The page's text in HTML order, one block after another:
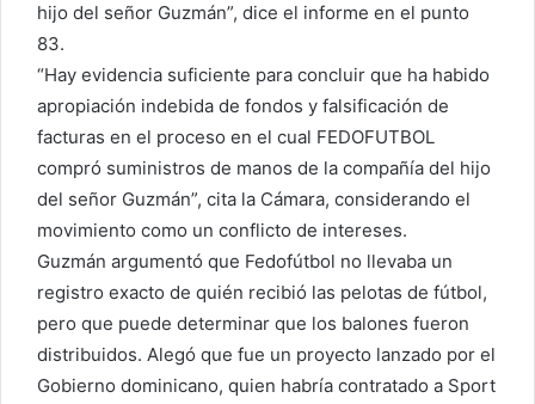
hijo del señor Guzmán”, dice el informe en el punto
83.
“Hay evidencia suficiente para concluir que ha habido
apropiación indebida de fondos y falsificación de
facturas en el proceso en el cual FEDOFUTBOL
compró suministros de manos de la compañía del hijo
del señor Guzmán”, cita la Cámara, considerando el
movimiento como un conflicto de intereses.
Guzmán argumentó que Fedofútbol no llevaba un
registro exacto de quién recibió las pelotas de fútbol,
pero que puede determinar que los balones fueron
distribuidos. Alegó que fue un proyecto lanzado por el
Gobierno dominicano, quien habría contratado a Sport